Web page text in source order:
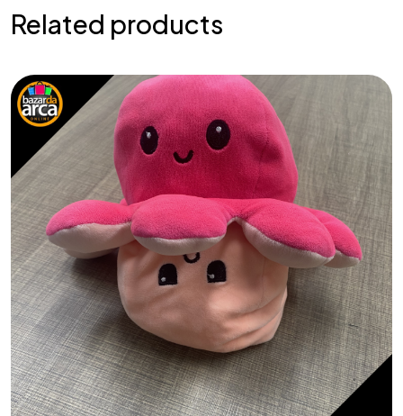
Related products